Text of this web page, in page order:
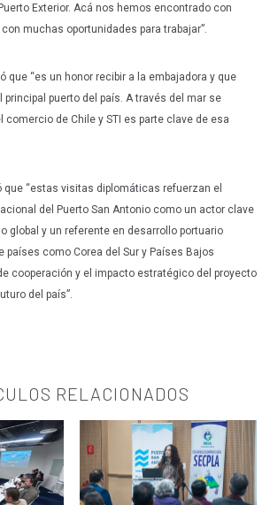
Exterior. Acá nos hemos encontrado con
muchas oportunidades para trabajar”.
que “es un honor recibir a la embajadora y que
puerto del país. A través del mar se
comercio de Chile y STI es parte clave de esa
que “estas visitas diplomáticas refuerzan el
del Puerto San Antonio como un actor clave
global y un referente en desarrollo portuario
países como Corea del Sur y Países Bajos
cooperación y el impacto estratégico del proyecto
del país”.
RELACIONADOS